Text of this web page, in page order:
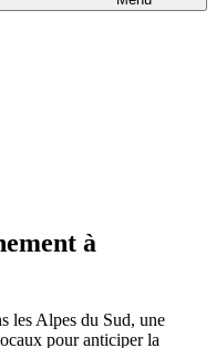
à
les Alpes du Sud, une
pour anticiper la